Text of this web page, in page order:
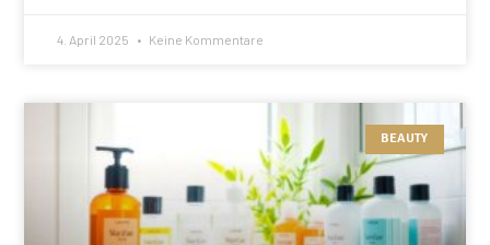
4. April 2025 Keine Kommentare
BEAUTY